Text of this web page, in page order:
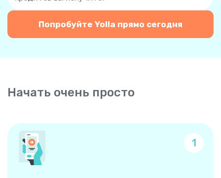
Попробуйте Yolla прямо сегодня
Начать очень просто
1